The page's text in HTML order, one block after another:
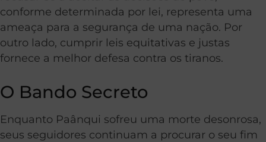
conforme determinada por lei, representa uma
ameaça para a segurança de uma nação. Por
outro lado, cumprir leis equitativas e justas
fornece a melhor defesa contra os tiranos.
O Bando Secreto
Enquanto Paânqui sofreu uma morte desonrosa,
seus seguidores continuam a procurar o seu fim